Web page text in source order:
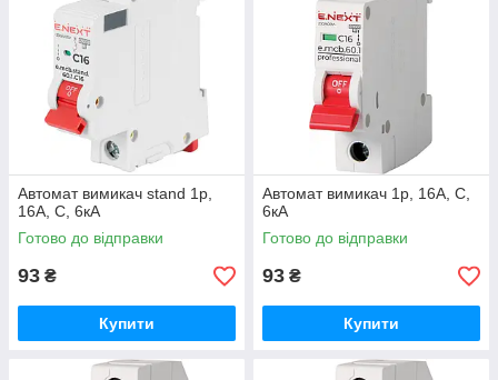
Автомат вимикач stand 1р,
16А, C, 6кА
Готово до відправки
93 ₴
Купити
Автомат вимикач 1р, 16А, C,
6кА
Готово до відправки
93 ₴
Купити